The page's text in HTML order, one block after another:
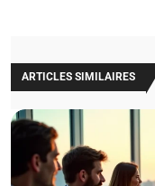
ARTICLES SIMILAIRES